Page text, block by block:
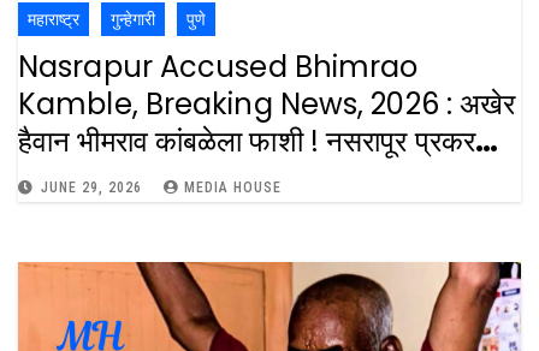
महाराष्ट्र गुन्हेगारी पुणे
Nasrapur Accused Bhimrao
Kamble, Breaking News, 2026 : अखेर
हैवान भीमराव कांबळेला फाशी ! नसरापूर प्रकरणात
कोर्टाचा महत्त्वपूर्ण निर्णय : Pune Court Hs
To Bhimrao Kamble Accused On
The Nasrapur Case
JUNE 29, 2026 MEDIA HOUSE